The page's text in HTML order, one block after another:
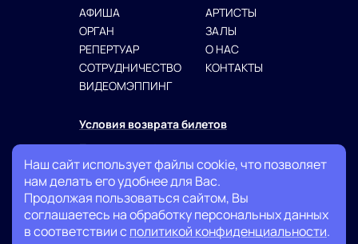
АФИША
ОРГАН
РЕПЕРТУАР
СОТРУДНИЧЕСТВО
ВИДЕОМЭППИНГ
АРТИСТЫ
ЗАЛЫ
О НАС
КОНТАКТЫ
+7 (999) 007-13-27
info@classicuniverse.ru
Условия возврата билетов
Политика конфиденциальности
Публичная оферта
Наш сайт использует файлы cookie, что позволяет
нам делать его удобнее для Вас.
Продолжая пользоваться сайтом, Вы
соглашаетесь на обработку персональных данных
в соответствии с политикой конфиденциальности.